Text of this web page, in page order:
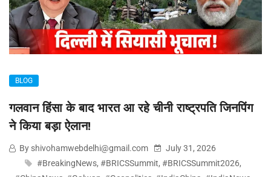
BLOG
गलवान हिंसा के बाद भारत आ रहे चीनी राष्ट्रपति जिनपिंग
ने किया बड़ा ऐलान!
By shivohamwebdelhi@gmail.com
July 31, 2026
#BreakingNews, #BRICSSummit, #BRICSSummit2026,